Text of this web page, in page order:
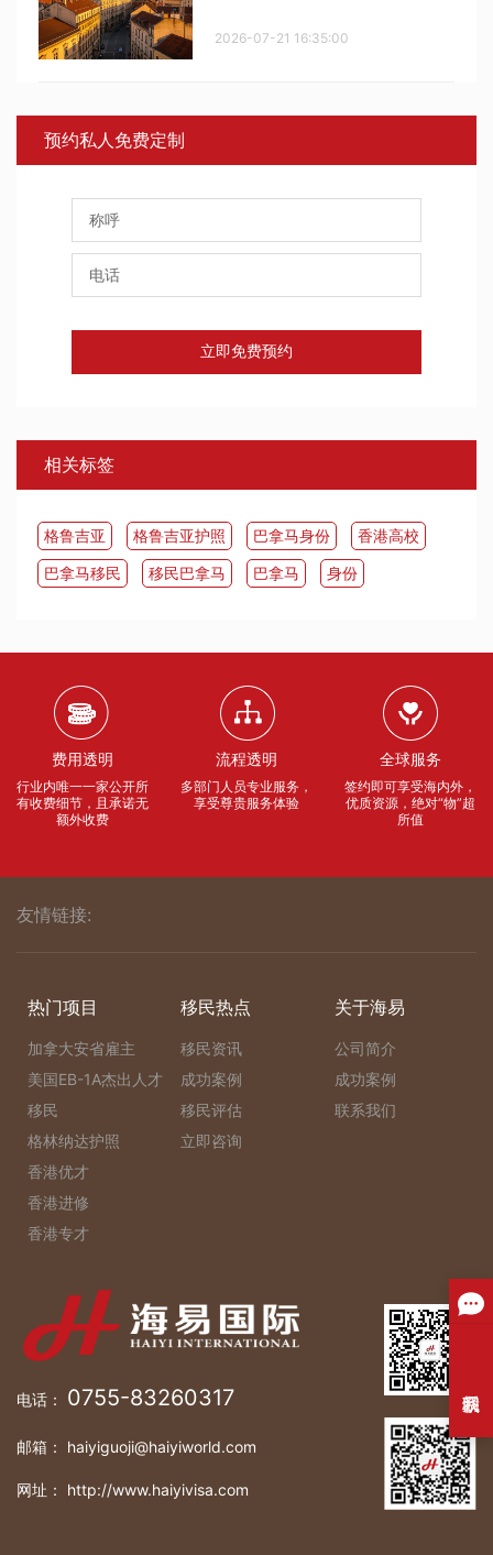
2026-07-21 16:35:00
预约私人免费定制
立即免费预约
相关标签
​格鲁吉亚 格鲁吉亚护照 巴拿马身份
香港高校
​巴拿马移民
移民巴拿马 ​巴拿马 身份
费用透明
行业内唯一一家公开所
有收费细节，且承诺无
额外收费
流程透明
多部门人员专业服务，
享受尊贵服务体验
全球服务
签约即可享受海内外，
优质资源，绝对“物”超
所值
友情链接:
热门项目
加拿大安省雇主
美国EB-1A杰出人才
移民
格林纳达护照
香港优才
香港进修
香港专才
移民热点
移民资讯
成功案例
移民评估
立即咨询
关于海易
公司简介
成功案例
联系我们
电话： 0755-83260317
邮箱： haiyiguoji@haiyiworld.com
网址： http://www.haiyivisa.com